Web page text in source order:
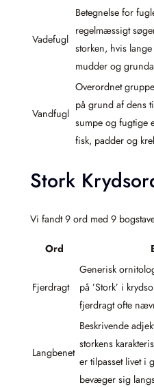
Vadefugl
Betegnelse for
regelmæssigt
storken, hvis
mudder og
Vandfugl
Overordnet
på grund af dens
sumpe og fugtige
fisk, padder og
Stork
Vi fandt 9 ord med 9
Ord
Fjerdragt
Generisk
på ’Stork’ i
fjerdragt ofte
Langbenet
Beskrivende
storkens
er tilpasset livet i
bevæger sig